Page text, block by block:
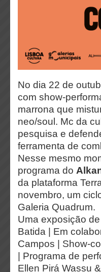
No dia 22 de
com show-
marrona que
neo/soul. Mc da
pesquisa e
ferramenta de
Nesse mesmo
programa do
da plataforma
novembro, um
Galeria Quadrum.
Uma exposição de
Batida | Em
Campos | Show-
Programa de
Ellen Pirá Wassu